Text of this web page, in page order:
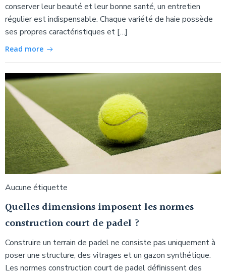
conserver leur beauté et leur bonne santé, un entretien
régulier est indispensable. Chaque variété de haie possède
ses propres caractéristiques et […]
Read more
Aucune étiquette
Quelles dimensions imposent les normes
construction court de padel ?
Construire un terrain de padel ne consiste pas uniquement à
poser une structure, des vitrages et un gazon synthétique.
Les normes construction court de padel définissent des